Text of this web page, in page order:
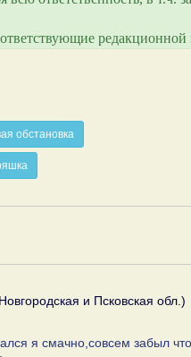
обстановка
и Псковская обл.)
я смачно,совсем забыл что